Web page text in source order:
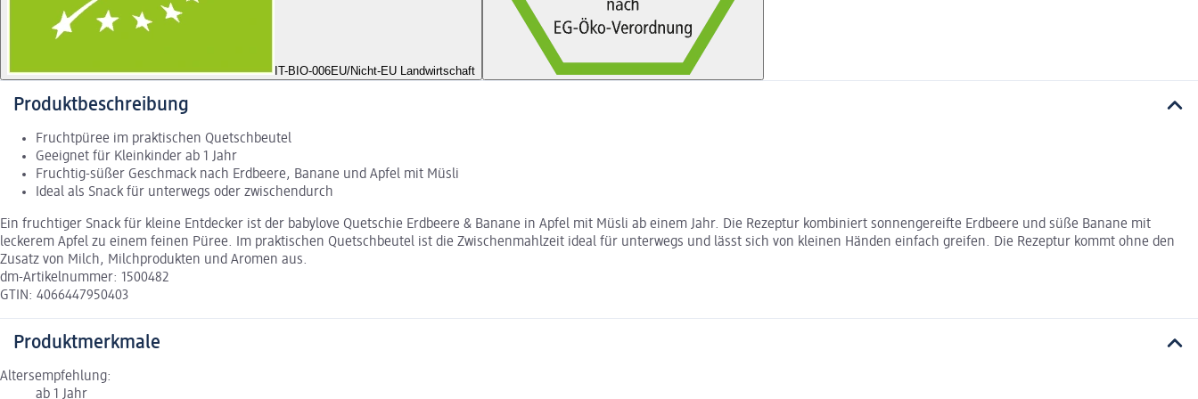
IT-BIO-006EU/Nicht-EU Landwirtschaft
Produktbeschreibung
Fruchtpüree im praktischen Quetschbeutel
Geeignet für Kleinkinder ab 1 Jahr
Fruchtig-süßer Geschmack nach Erdbeere, Banane und Apfel mit Müsli
Ideal als Snack für unterwegs oder zwischendurch
Ein fruchtiger Snack für kleine Entdecker ist der babylove Quetschie Erdbeere & Banane in Apfel mit Müsli ab einem Jahr. Die Rezeptur kombiniert sonnengereifte Erdbeere und süße Banane mit
leckerem Apfel zu einem feinen Püree. Im praktischen Quetschbeutel ist die Zwischenmahlzeit ideal für unterwegs und lässt sich von kleinen Händen einfach greifen. Die Rezeptur kommt ohne den
Zusatz von Milch, Milchprodukten und Aromen aus.
dm-Artikelnummer: 1500482
GTIN: 4066447950403
Produktmerkmale
Altersempfehlung:
ab 1 Jahr